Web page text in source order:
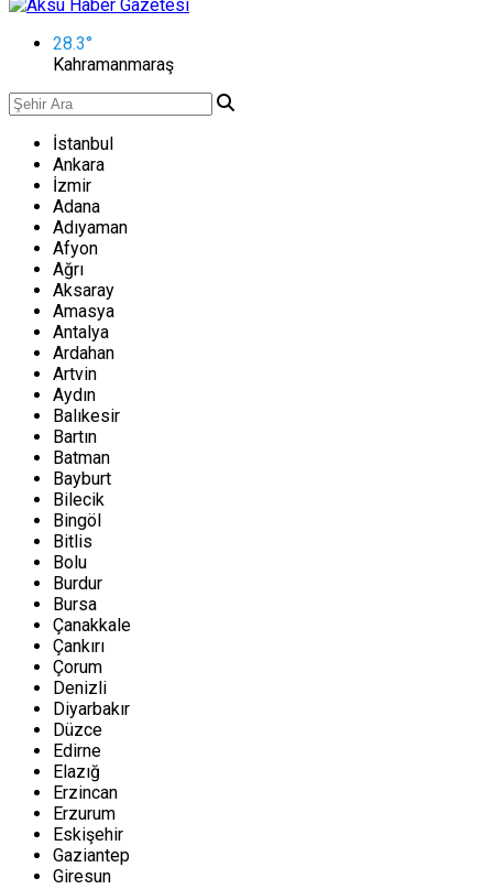
28.3°
Kahramanmaraş
İstanbul
Ankara
İzmir
Adana
Adıyaman
Afyon
Ağrı
Aksaray
Amasya
Antalya
Ardahan
Artvin
Aydın
Balıkesir
Bartın
Batman
Bayburt
Bilecik
Bingöl
Bitlis
Bolu
Burdur
Bursa
Çanakkale
Çankırı
Çorum
Denizli
Diyarbakır
Düzce
Edirne
Elazığ
Erzincan
Erzurum
Eskişehir
Gaziantep
Giresun